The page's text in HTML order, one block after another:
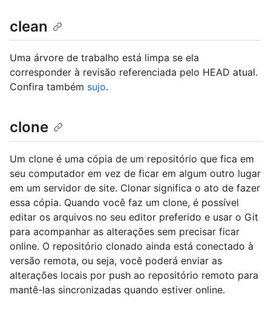
clean
Uma árvore de trabalho está limpa se ela
corresponder à revisão referenciada pelo HEAD atual.
Confira também sujo.
clone
Um clone é uma cópia de um repositório que fica em
seu computador em vez de ficar em algum outro lugar
em um servidor de site. Clonar significa o ato de fazer
essa cópia. Quando você faz um clone, é possível
editar os arquivos no seu editor preferido e usar o Git
para acompanhar as alterações sem precisar ficar
online. O repositório clonado ainda está conectado à
versão remota, ou seja, você poderá enviar as
alterações locais por push ao repositório remoto para
mantê-las sincronizadas quando estiver online.